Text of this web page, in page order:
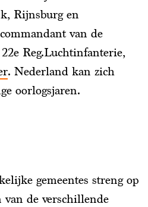
Rijnsburg en
van de
Reg.Luchtinfanterie,
. Nederland kan zich
oorlogsjaren.
gemeentes streng op
van de verschillende